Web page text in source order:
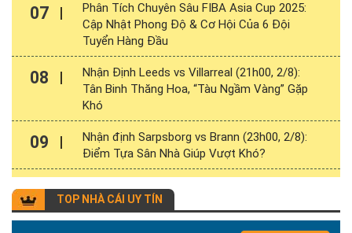
07
Phân Tích Chuyên Sâu FIBA Asia Cup 2025:
Cập Nhật Phong Độ & Cơ Hội Của 6 Đội
Tuyển Hàng Đầu
08
Nhận Định Leeds vs Villarreal (21h00, 2/8):
Tân Binh Thăng Hoa, “Tàu Ngầm Vàng” Gặp
Khó
09
Nhận định Sarpsborg vs Brann (23h00, 2/8):
Điểm Tựa Sân Nhà Giúp Vượt Khó?
TOP NHÀ CÁI UY TÍN